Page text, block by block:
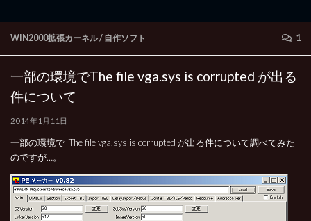
WIN2000拡張カーネル/ 自作ソフト 1
一部の環境でThe file vga.sys is corrupted が出る
件について
2014年1月11日
一部の環境で The file vga.sys is corrupted が出る件について調べてみた
のですが…。